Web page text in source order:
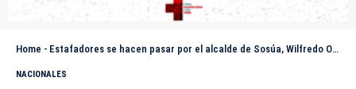
Home - Estafadores se hacen pasar por el alcalde de Sosúa, Wilfredo Olivences, a través de WhatsApp
NACIONALES